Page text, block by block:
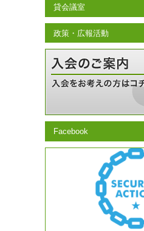
貸会議室
政策・広報活動
Facebook